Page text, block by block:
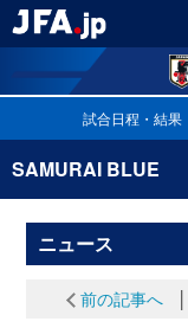
試合日程・結果
SAMURAI BLUE
ニュース
前の記事へ